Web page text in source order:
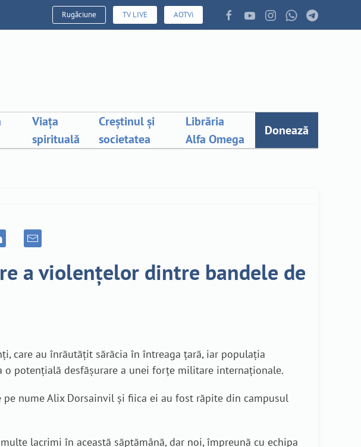
Rugăciune TV LIVE AOTVi
Viața
spirituală
Creștinul și
societatea
Librăria
Alfa Omega
Donează
a violențelor dintre bandele de
care au înrăutățit sărăcia în întreaga țară, iar populația
potențială desfășurare a unei forțe militare internaționale.
nume Alix Dorsainvil și fiica ei au fost răpite din campusul
lacrimi în această săptămână, dar noi, împreună cu echipa